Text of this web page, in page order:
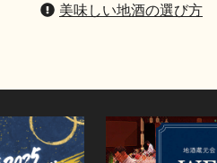
美味しい地酒の選び方